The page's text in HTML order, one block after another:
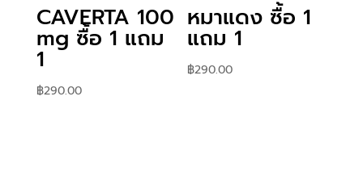
CAVERTA 100
mg ซื้อ 1 แถม
1
฿290.00
หมาแดง ซื้อ 1
แถม 1
฿290.00